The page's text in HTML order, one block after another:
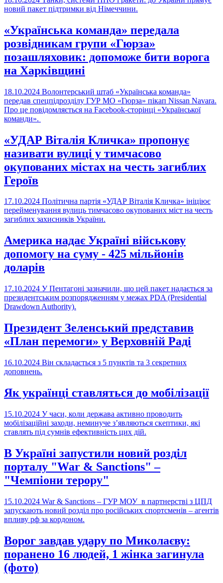
новий пакет підтримки від Німеччини.
«Українська команда» передала
розвідникам групи «Гюрза»
позашляховик: допоможе бити ворога
на Харківщині
18.10.2024 Волонтерський штаб «Українська команда»
передав спецпідрозділу ГУР МО «Гюрза» пікап Nissan Navara.
Про це повідомляється на Facebook-сторінці «Української
команди».
«УДАР Віталія Кличка» пропонує
називати вулиці у тимчасово
окупованих містах на честь загиблих
Героїв
17.10.2024 Політична партія «УДАР Віталія Кличка» ініціює
перейменування вулиць тимчасово окупованих міст на честь
загиблих захисників України.
Америка надає Україні військову
допомогу на суму - 425 мільйонів
доларів
17.10.2024 У Пентагоні зазначили, що цей пакет надається за
президентським розпорядженням у межах PDA (Presidential
Drawdown Authority).
Президент Зеленський представив
«План перемоги» у Верховній Раді
16.10.2024 Він складається з 5 пунктів та 3 секретних
доповнень.
Як українці ставляться до мобілізації
15.10.2024 У часи, коли держава активно проводить
мобілізаційні заходи, неминуче з’являються скептики, які
ставлять під сумнів ефективність цих дій.
В Україні запустили новий розділ
порталу "War & Sanctions" –
"Чемпіони терору"
15.10.2024 War & Sanctions – ГУР МОУ в партнерстві з ЦПД
запускають новий розділ про російських спортсменів – агентів
впливу рф за кордоном.
Ворог завдав удару по Миколаєву:
поранено 16 людей, 1 жінка загинула
(фото)